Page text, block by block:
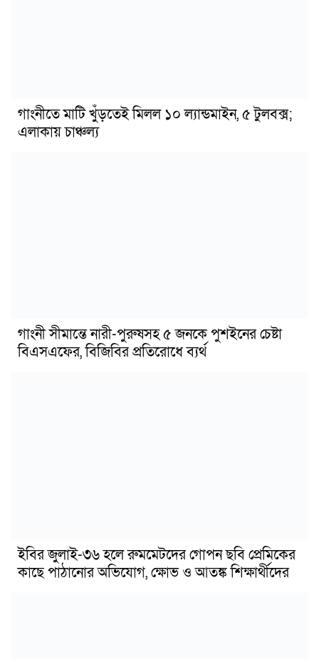
গাংনীতে মাটি খুঁড়তেই মিলল ১০ ল্যান্ডমাইন, ৫ টুলবক্স;
এলাকায় চাঞ্চল্য
গাংনী সীমান্তে নারী-পুরুষসহ ৫ জনকে পুশইনের চেষ্টা
বিএসএফের, বিজিবির প্রতিরোধে ব্যর্থ
ইবির জুলাই-৩৬ হলে রুমমেটদের গোপন ছবি প্রেমিকের
কাছে পাঠানোর অভিযোগ, ক্ষোভ ও আতঙ্ক শিক্ষার্থীদের